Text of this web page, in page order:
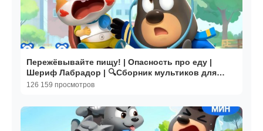
Пережёвывайте пищу! | Опасность про еду |
Шериф Лабрадор | 🔍Сборник мультиков для
детей | BabyBus
126 159 просмотров